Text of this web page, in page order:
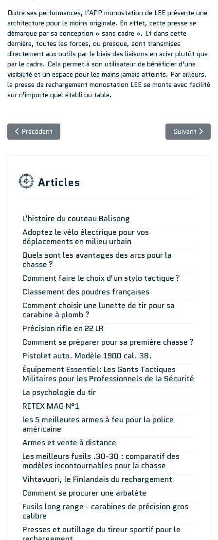
Outre ses performances, l’APP monostation de LEE présente une
architecture pour le moins originale. En effet, cette presse se
démarque par sa conception « sans cadre ». Et dans cette
dernière, toutes les forces, ou presque, sont transmises
directement aux outils par le biais des liaisons en acier plutôt que
par le cadre. Cela permet à son utilisateur de bénéficier d’une
visibilité et un espace pour les mains jamais atteints. Par ailleurs,
la presse de rechargement monostation LEE se monte avec facilité
sur n’importe quel établi ou table.
Article précédent : Comment se procurer une arbalète
Précédent Article
Suivant
Articles
L'histoire du couteau Balisong
Adoptez le vélo électrique pour vos
déplacements en milieu urbain
Quels sont les avantages des arcs pour la
chasse ?
Comment faire le choix d’un stylo tactique ?
Classement des poudres françaises
Comment choisir une lunette de tir pour sa
carabine à plomb ?
Précision rifle en 22 LR
Comment se préparer pour sa première chasse ?
Pistolet auto. Modèle 1900 cal. 38.
Équipement Essentiel: Les Gants Tactiques
Militaires pour les Professionnels de la Sécurité
La psychologie du tir
RETEX MAG N°1
les 5 meilleures armes à feu pour la police
américaine
Armes et vente à distance
Les meilleurs fusils .30-30 : comparatif des
modèles incontournables pour la chasse
Vihtavuori, le Finlandais du rechargement
Comment se procurer une arbalète
Fusils long range - carabines de précision gros
calibre
Presses et outillage du tireur sportif pour le